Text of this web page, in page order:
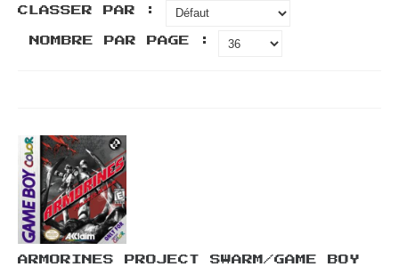
CLASSER PAR :
NOMBRE PAR PAGE :
ARMORINES PROJECT SWARM/GAME BOY